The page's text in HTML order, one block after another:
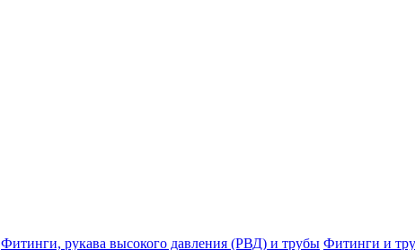
Фитинги, рукава высокого давления (РВД) и трубы Фитинги и